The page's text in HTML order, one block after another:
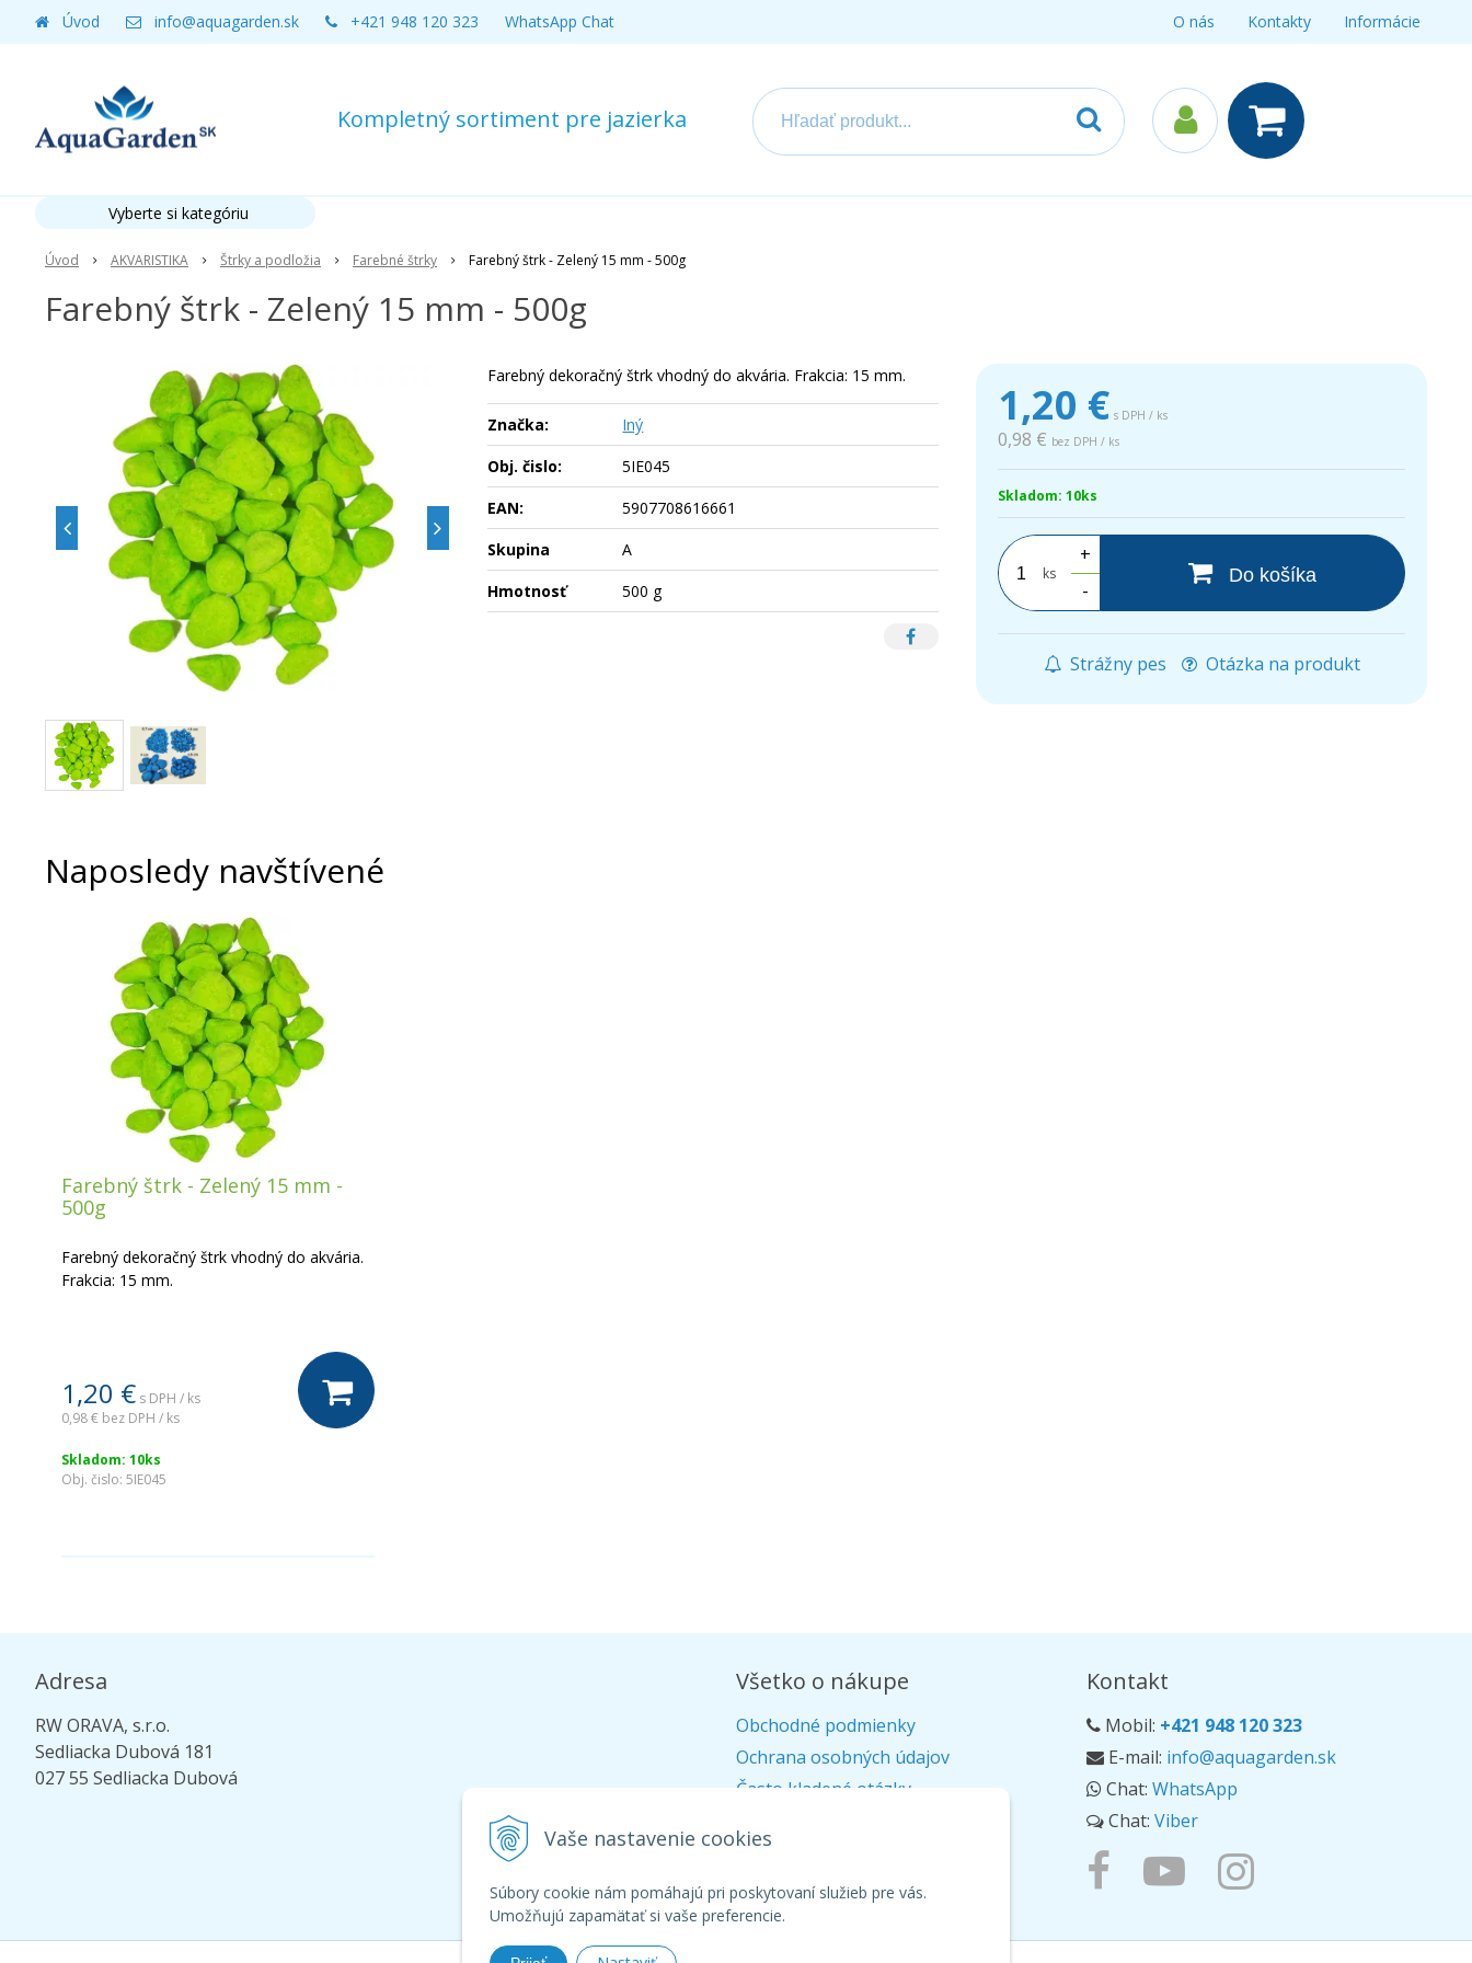
Vaše nastavenie cookies
Súbory cookie nám pomáhajú pri poskytovaní služieb pre vás.
Umožňujú zapamätať si vaše preferencie.
Kompletný sortiment pre jazierka
Úvod info@aquagarden.sk +421 948 120 323 WhatsApp Chat O nás Kontakty Informácie
Úvod AKVARISTIKA Štrky a podložia Farebné štrky Farebný štrk - Zelený 15 mm - 500g
Farebný štrk - Zelený 15 mm - 500g
1,20 € s DPH / ks
0,98 € bez DPH / ks
Skladom: 10ks
ks
+
-
Do košíka
Strážny pes Otázka na produkt
Farebný dekoračný štrk vhodný do akvária. Frakcia: 15 mm.
Značka:
Iný
Obj. čislo:
5IE045
EAN:
5907708616661
Skupina
A
Hmotnosť
500 g
Naposledy navštívené
Farebný štrk - Zelený 15 mm -
500g
Farebný dekoračný štrk vhodný do akvária.
Frakcia: 15 mm.
1,20 € s DPH / ks
0,98 € bez DPH / ks
Skladom: 10ks
Obj. čislo: 5IE045
Vyberte si kategóriu
Adresa
RW ORAVA, s.r.o.
Sedliacka Dubová 181
027 55 Sedliacka Dubová
Všetko o nákupe
Obchodné podmienky
Ochrana osobných údajov
Často kladené otázky
Doprava
Ako nakupovať
Kontakt
Mobil: +421 948 120 323
E-mail: info@aquagarden.sk
Chat: WhatsApp
Chat: Viber